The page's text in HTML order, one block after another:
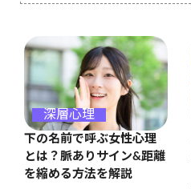
深層心理
下の名前で呼ぶ女性心理
とは？脈ありサイン&距離
を縮める方法を解説